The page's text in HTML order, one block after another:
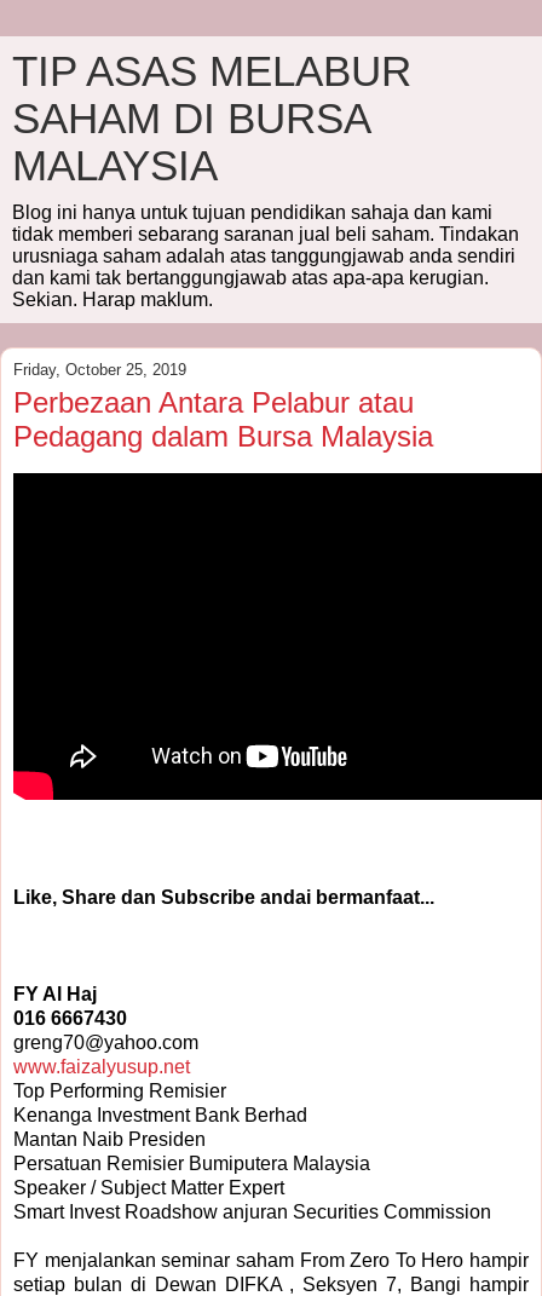
TIP ASAS MELABUR
SAHAM DI BURSA
MALAYSIA
Blog ini hanya untuk tujuan pendidikan sahaja dan kami
tidak memberi sebarang saranan jual beli saham. Tindakan
urusniaga saham adalah atas tanggungjawab anda sendiri
dan kami tak bertanggungjawab atas apa-apa kerugian.
Sekian. Harap maklum.
Friday, October 25, 2019
Perbezaan Antara Pelabur atau
Pedagang dalam Bursa Malaysia
Like, Share dan Subscribe andai bermanfaat...
FY Al Haj
016 6667430
greng70@yahoo.com
www.faizalyusup.net
Top Performing Remisier
Kenanga Investment Bank Berhad
Mantan Naib Presiden
Persatuan Remisier Bumiputera Malaysia
Speaker / Subject Matter Expert
Smart Invest Roadshow anjuran Securities Commission
FY menjalankan seminar saham From Zero To Hero hampir
setiap bulan di Dewan DIFKA , Seksyen 7, Bangi hampir